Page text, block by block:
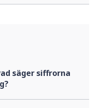
säger siffrorna